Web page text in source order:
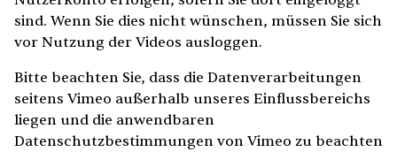
sind. Wenn Sie dies nicht wünschen, müssen Sie sich
vor Nutzung der Videos ausloggen.
Bitte beachten Sie, dass die Datenverarbeitungen
seitens Vimeo außerhalb unseres Einflussbereichs
liegen und die anwendbaren
Datenschutzbestimmungen von Vimeo zu beachten